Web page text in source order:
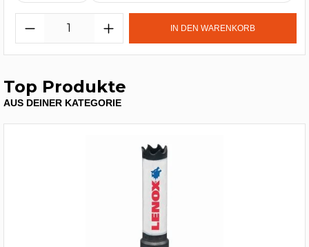
IN DEN WARENKORB
Top Produkte
AUS DEINER KATEGORIE